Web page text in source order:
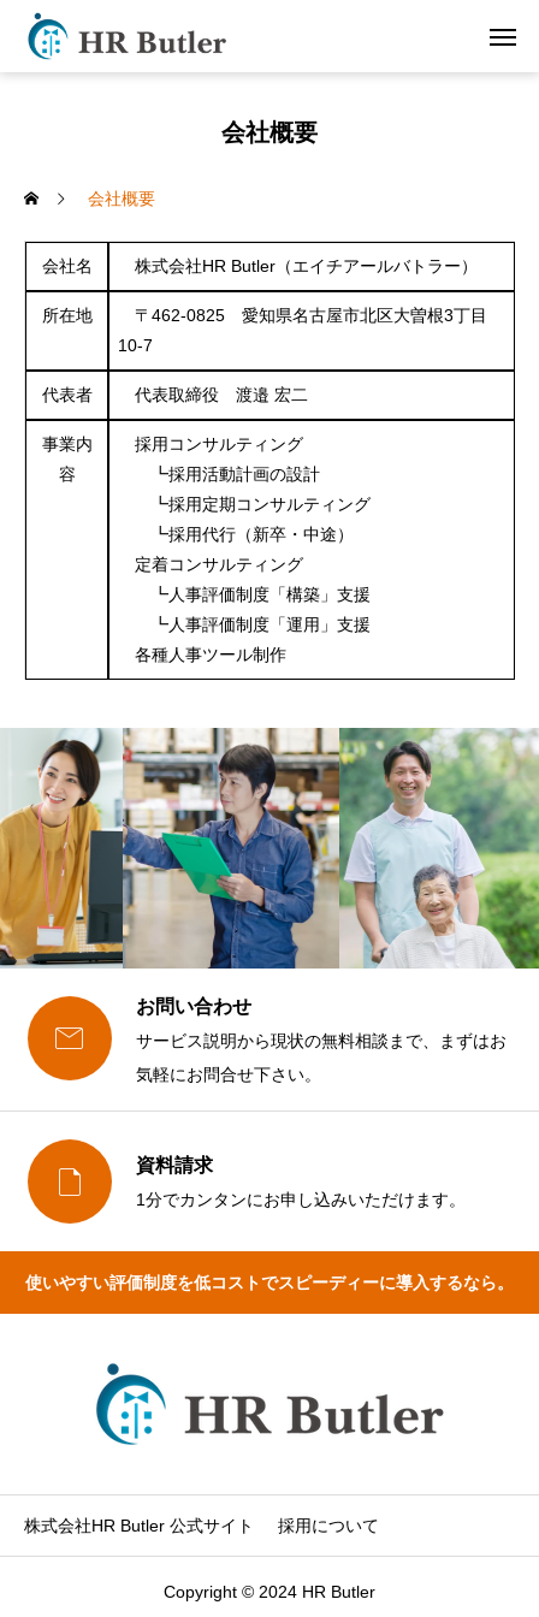
会社概要
会社概要
会社名 株式会社HR Butler（エイチアールバトラー）
所在地
〒462-0825 愛知県名古屋市北区大曽根3丁目
10-7
代表者 代表取締役 渡邉 宏二
事業内
容
採用コンサルティング
┗採用活動計画の設計
┗採用定期コンサルティング
┗採用代行（新卒・中途）
定着コンサルティング
┗人事評価制度「構築」支援
┗人事評価制度「運用」支援
各種人事ツール制作

お問い合わせ
サービス説明から現状の無料相談まで、まずはお
気軽にお問合せ下さい。
 資料請求
1分でカンタンにお申し込みいただけます。
使いやすい評価制度を低コストでスピーディーに導入するなら。
株式会社HR Butler 公式サイト 採用について
Copyright © 2024 HR Butler